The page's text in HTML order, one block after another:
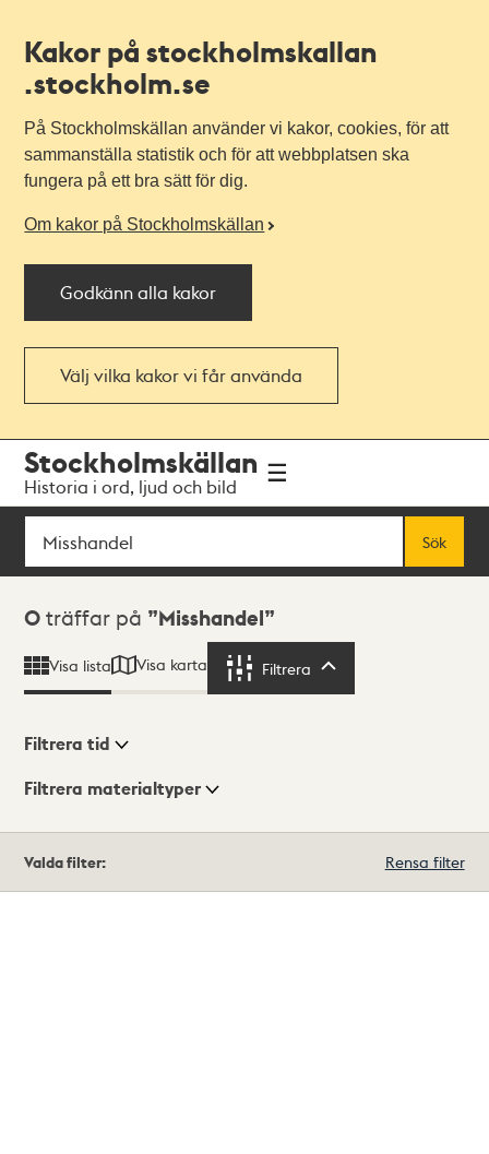
Kakor på stockholmskallan
.stockholm.se
På Stockholmskällan använder vi kakor, cookies, för att
sammanställa statistik och för att webbplatsen ska
fungera på ett bra sätt för dig.
Om kakor på Stockholmskällan
Godkänn alla kakor
Välj vilka kakor vi får använda
navigationen
huvudinnehållet
Stockholmskällan
Historia i ord, ljud och bild
Sök
Sök
Sökresultat
0 träffar på Misshandel
Visa lista Visa karta Filtrera
Visningsläge
Filtrera tid
Filtrera materialtyper
träffar
Valda filter: Rensa filter